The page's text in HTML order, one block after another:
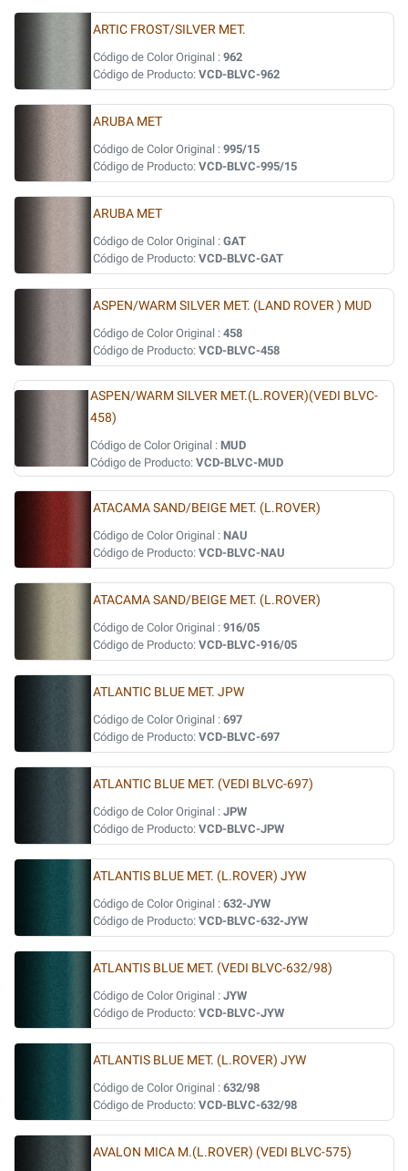
ARTIC FROST/SILVER MET.
Código de Color Original : 962
Código de Producto: VCD-BLVC-962
ARUBA MET
Código de Color Original : 995/15
Código de Producto: VCD-BLVC-995/15
ARUBA MET
Código de Color Original : GAT
Código de Producto: VCD-BLVC-GAT
ASPEN/WARM SILVER MET. (LAND ROVER ) MUD
Código de Color Original : 458
Código de Producto: VCD-BLVC-458
ASPEN/WARM SILVER MET.(L.ROVER)(VEDI BLVC-
458)
Código de Color Original : MUD
Código de Producto: VCD-BLVC-MUD
ATACAMA SAND/BEIGE MET. (L.ROVER)
Código de Color Original : NAU
Código de Producto: VCD-BLVC-NAU
ATACAMA SAND/BEIGE MET. (L.ROVER)
Código de Color Original : 916/05
Código de Producto: VCD-BLVC-916/05
ATLANTIC BLUE MET. JPW
Código de Color Original : 697
Código de Producto: VCD-BLVC-697
ATLANTIC BLUE MET. (VEDI BLVC-697)
Código de Color Original : JPW
Código de Producto: VCD-BLVC-JPW
ATLANTIS BLUE MET. (L.ROVER) JYW
Código de Color Original : 632-JYW
Código de Producto: VCD-BLVC-632-JYW
ATLANTIS BLUE MET. (VEDI BLVC-632/98)
Código de Color Original : JYW
Código de Producto: VCD-BLVC-JYW
ATLANTIS BLUE MET. (L.ROVER) JYW
Código de Color Original : 632/98
Código de Producto: VCD-BLVC-632/98
AVALON MICA M.(L.ROVER) (VEDI BLVC-575)